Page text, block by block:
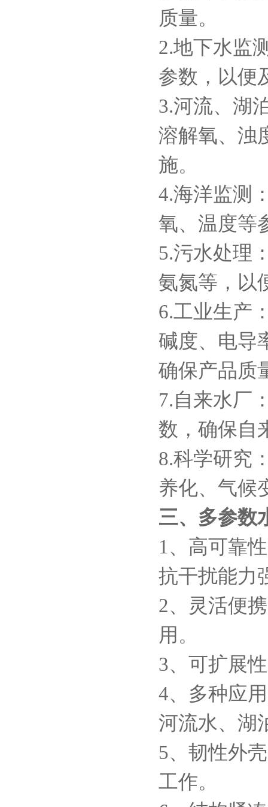
质量。
2.地下水监
参数，以便
3.河流、湖
溶解氧、浊
施。
4.海洋监测
氧、温度等
5.污水处理
氨氮等，以
6.工业生产
碱度、电导
确保产品质
7.自来水厂
数，确保自
8.科学研究
养化、气候
三、多参数
1、高可靠
抗干扰能力
2、灵活便
用。
3、可扩展
4、多种应
河流水、湖
5、韧性外
工作。